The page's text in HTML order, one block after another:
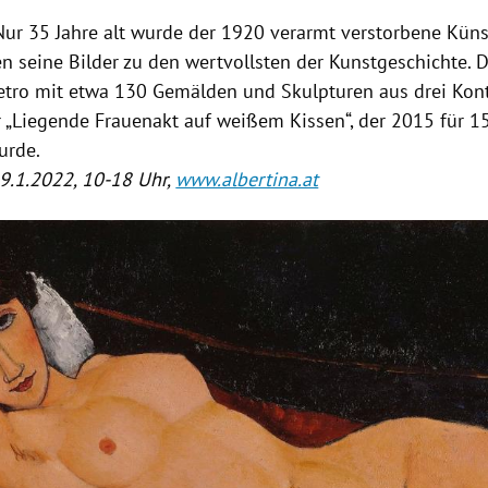
35 Jahre alt wurde der 1920 verarmt verstorbene
seine Bilder zu den wertvollsten der Kunstgeschichte.
mit etwa 130 Gemälden und Skulpturen aus drei
Frauenakt auf weißem Kissen“, der 2015 für
10-18 Uhr, www.albertina.at
öffnen/schließen